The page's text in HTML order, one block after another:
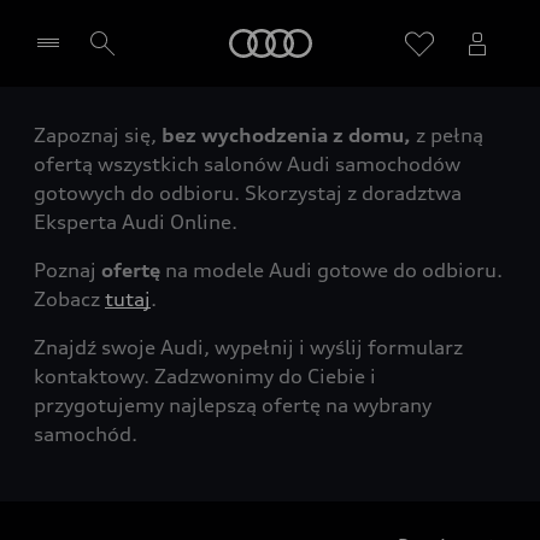
Wybierz Twojego Partnera Audi
Zapoznaj się, bez wychodzenia z domu, z pełną
ofertą wszystkich salonów Audi samochodów
gotowych do odbioru. Skorzystaj z doradztwa
Eksperta Audi Online.
Poznaj ofertę na modele Audi gotowe do odbioru.
Zobacz tutaj.
Znajdź swoje Audi, wypełnij i wyślij formularz
kontaktowy. Zadzwonimy do Ciebie i
przygotujemy najlepszą ofertę na wybrany
samochód.